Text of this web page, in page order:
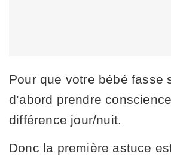
Pour que votre bébé fasse
d’abord prendre
différence jour/nuit.
Donc la première astuce